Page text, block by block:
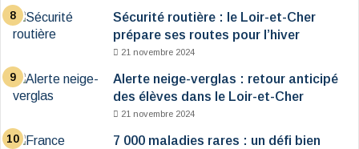
Sécurité routière : le Loir-et-Cher
prépare ses routes pour l’hiver
21 novembre 2024
Alerte neige-verglas : retour anticipé
des élèves dans le Loir-et-Cher
21 novembre 2024
7 000 maladies rares : un défi bien